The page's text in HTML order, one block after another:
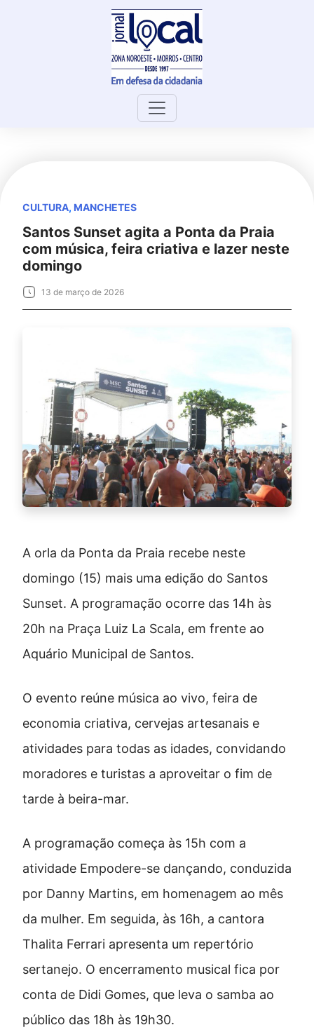
CULTURA, MANCHETES
Santos Sunset agita a Ponta da Praia
com música, feira criativa e lazer neste
domingo
13 de março de 2026
A orla da Ponta da Praia recebe neste
domingo (15) mais uma edição do Santos
Sunset. A programação ocorre das 14h às
20h na Praça Luiz La Scala, em frente ao
Aquário Municipal de Santos.
O evento reúne música ao vivo, feira de
economia criativa, cervejas artesanais e
atividades para todas as idades, convidando
moradores e turistas a aproveitar o fim de
tarde à beira-mar.
A programação começa às 15h com a
atividade Empodere-se dançando, conduzida
por Danny Martins, em homenagem ao mês
da mulher. Em seguida, às 16h, a cantora
Thalita Ferrari apresenta um repertório
sertanejo. O encerramento musical fica por
conta de Didi Gomes, que leva o samba ao
público das 18h às 19h30.